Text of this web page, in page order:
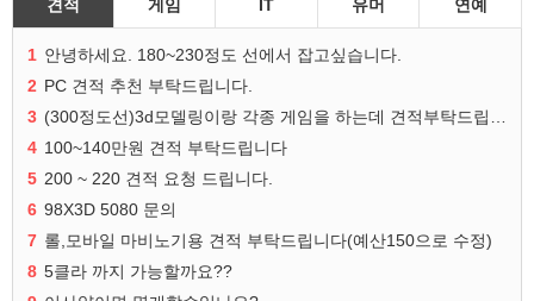
견적 게임 IT 유머 연예
1 안녕하세요. 180~230정도 선에서 잡고싶습니다.
2 PC 견적 추천 부탁드립니다.
3
(300정도선)3d모델링이랑 각종 게임을 하는데 견적부탁드립니다!300정도선
4 100~140만원 견적 부탁드립니다
5 200 ~ 220 견적 요청 드립니다.
6 98X3D 5080 문의
7 롤,모바일 마비노기용 견적 부탁드립니다(예산150으로 수정)
8 5클라 까지 가능할까요??